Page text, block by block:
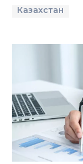
Казахстан